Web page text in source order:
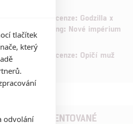
Recenze: Godzilla x
Kong: Nové impérium
8 Recenze: Opičí muž
KOMENTOVANÉ
tlačítek
který
odvolání